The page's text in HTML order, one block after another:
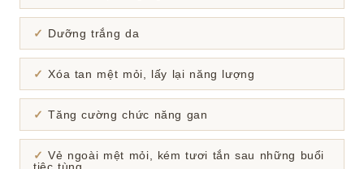
Dưỡng trắng da
Xóa tan mệt mỏi, lấy lại năng lượng
Tăng cường chức năng gan
Vẻ ngoài mệt mỏi, kém tươi tắn sau những buổi